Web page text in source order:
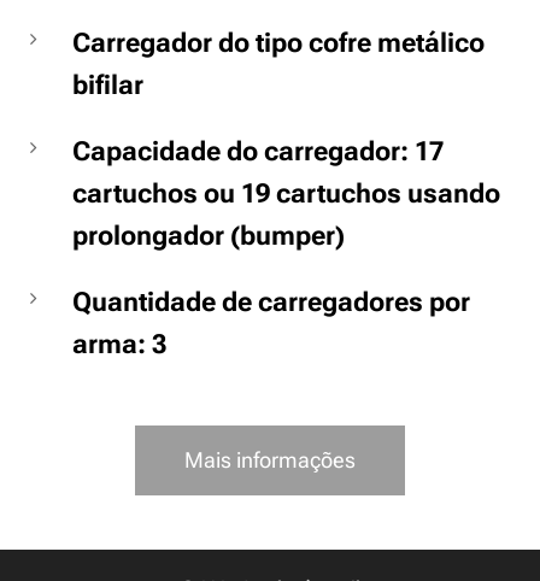
Carregador do tipo cofre metálico
bifilar
Capacidade do carregador: 17
cartuchos ou 19 cartuchos usando
prolongador (bumper)
Quantidade de carregadores por
arma: 3
Mais informações